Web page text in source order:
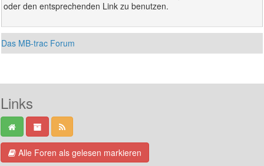
oder den entsprechenden Link zu benutzen.
Das MB-trac Forum
Links
Alle Foren als gelesen markieren